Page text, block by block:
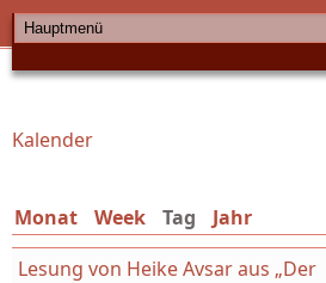
HAUPTMENÜ
Sie sind hier
Kalender
Monat Week Tag (aktiver Reiter)
Jahr
Lesung von Heike Avsar aus „Der